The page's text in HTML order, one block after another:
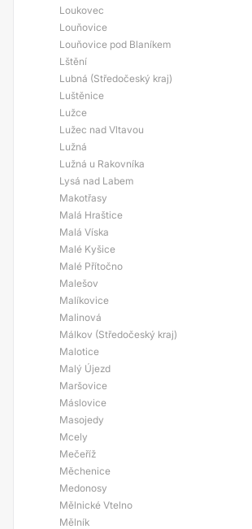
Loukovec
Louňovice
Louňovice pod Blaníkem
Lštění
Lubná (Středočeský kraj)
Luštěnice
Lužce
Lužec nad Vltavou
Lužná
Lužná u Rakovníka
Lysá nad Labem
Makotřasy
Malá Hraštice
Malá Víska
Malé Kyšice
Malé Přítočno
Malešov
Malíkovice
Malinová
Málkov (Středočeský kraj)
Malotice
Malý Újezd
Maršovice
Máslovice
Masojedy
Mcely
Mečeříž
Měchenice
Medonosy
Mělnické Vtelno
Mělník